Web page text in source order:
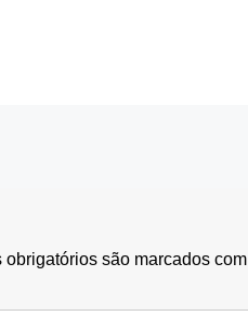
obrigatórios são marcados com